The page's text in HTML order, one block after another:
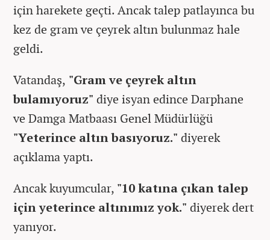
için harekete geçti. Ancak talep patlayınca bu
kez de gram ve çeyrek altın bulunmaz hale
geldi.
Vatandaş, "Gram ve çeyrek altın
bulamıyoruz" diye isyan edince Darphane
ve Damga Matbaası Genel Müdürlüğü
"Yeterince altın basıyoruz." diyerek
açıklama yaptı.
Ancak kuyumcular, "10 katına çıkan talep
için yeterince altınımız yok." diyerek dert
yanıyor.